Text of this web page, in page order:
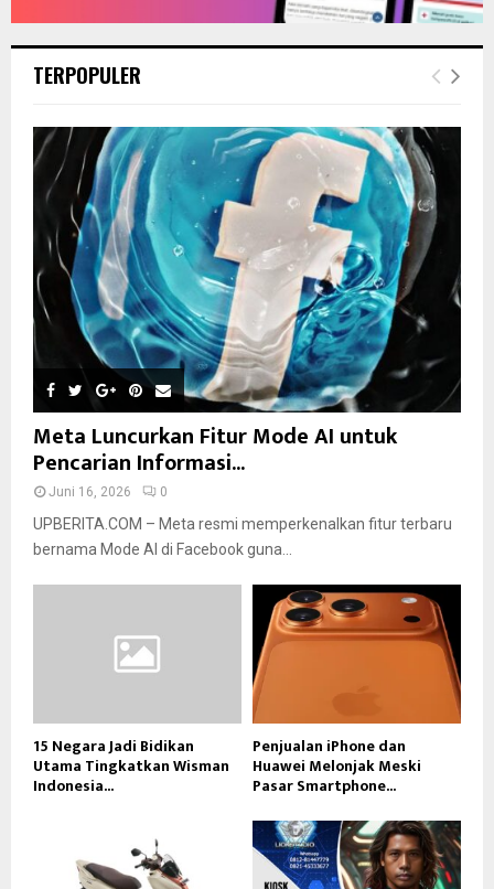
TERPOPULER
Meta Luncurkan Fitur Mode AI untuk
Pencarian Informasi...
Juni 16, 2026 0
UPBERITA.COM – Meta resmi memperkenalkan fitur terbaru
bernama Mode AI di Facebook guna...
15 Negara Jadi Bidikan
Utama Tingkatkan Wisman
Indonesia...
Penjualan iPhone dan
Huawei Melonjak Meski
Pasar Smartphone...